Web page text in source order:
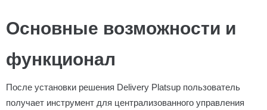
Основные возможности и
функционал
После установки решения Delivery Platsup пользователь
получает инструмент для централизованного управления